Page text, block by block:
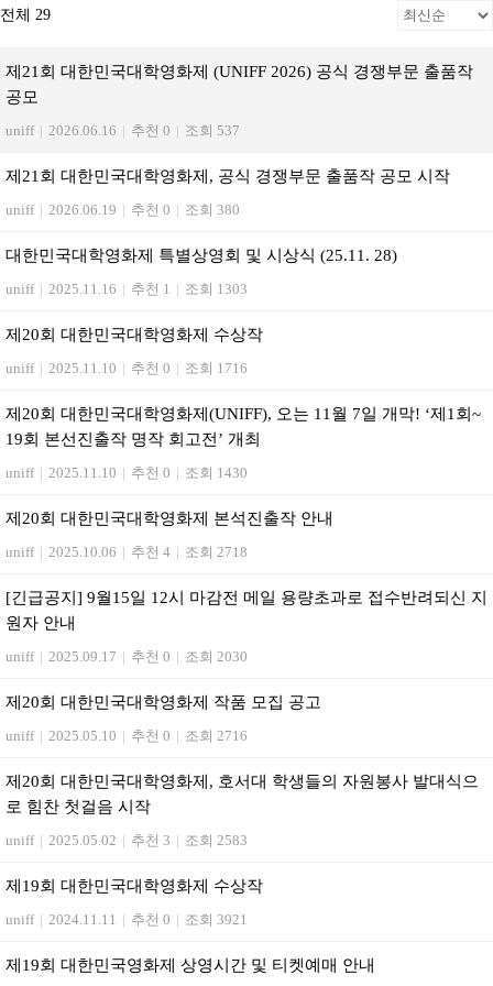
전체 29
제21회 대한민국대학영화제 (UNIFF 2026) 공식 경쟁부문 출품작
공모
uniff | 2026.06.16 | 추천 0 | 조회 537
제21회 대한민국대학영화제, 공식 경쟁부문 출품작 공모 시작
uniff | 2026.06.19 | 추천 0 | 조회 380
대한민국대학영화제 특별상영회 및 시상식 (25.11. 28)
uniff | 2025.11.16 | 추천 1 | 조회 1303
제20회 대한민국대학영화제 수상작
uniff | 2025.11.10 | 추천 0 | 조회 1716
제20회 대한민국대학영화제(UNIFF), 오는 11월 7일 개막! ‘제1회~
19회 본선진출작 명작 회고전’ 개최
uniff | 2025.11.10 | 추천 0 | 조회 1430
제20회 대한민국대학영화제 본석진출작 안내
uniff | 2025.10.06 | 추천 4 | 조회 2718
[긴급공지] 9월15일 12시 마감전 메일 용량초과로 접수반려되신 지
원자 안내
uniff | 2025.09.17 | 추천 0 | 조회 2030
제20회 대한민국대학영화제 작품 모집 공고
uniff | 2025.05.10 | 추천 0 | 조회 2716
제20회 대한민국대학영화제, 호서대 학생들의 자원봉사 발대식으
로 힘찬 첫걸음 시작
uniff | 2025.05.02 | 추천 3 | 조회 2583
제19회 대한민국대학영화제 수상작
uniff | 2024.11.11 | 추천 0 | 조회 3921
제19회 대한민국영화제 상영시간 및 티켓예매 안내